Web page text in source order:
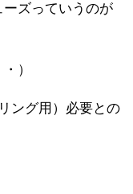
ズっていうのが
）
ング用）必要との